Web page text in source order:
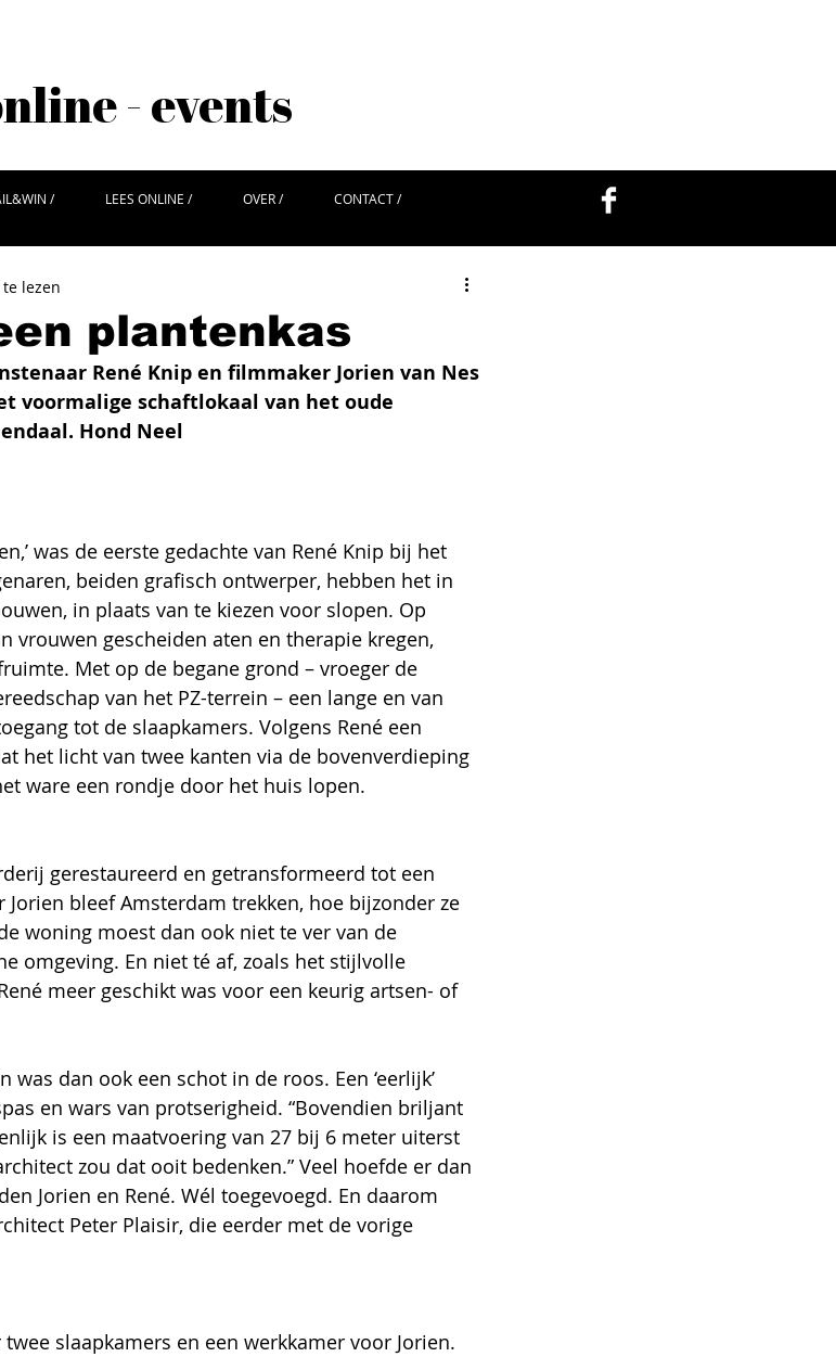
- events
/ LEES ONLINE / OVER / CONTACT /
plantenkas
lezen
René Knip en filmmaker Jorien van Nes
voormalige schaftlokaal van het oude
Hond Neel
was de eerste gedachte van René Knip bij het
beiden grafisch ontwerper, hebben het in
in plaats van te kiezen voor slopen. Op
vrouwen gescheiden aten en therapie kregen,
Met op de begane grond – vroeger de
van het PZ-terrein – een lange en van
tot de slaapkamers. Volgens René een
het licht van twee kanten via de bovenverdieping
ware een rondje door het huis lopen.
gerestaureerd en getransformeerd tot een
bleef Amsterdam trekken, hoe bijzonder ze
woning moest dan ook niet te ver van de
omgeving. En niet té af, zoals het stijlvolle
meer geschikt was voor een keurig artsen- of
dan ook een schot in de roos. Een ‘eerlijk’
en wars van protserigheid. “Bovendien briljant
is een maatvoering van 27 bij 6 meter uiterst
zou dat ooit bedenken.” Veel hoefde er dan
Jorien en René. Wél toegevoegd. En daarom
Peter Plaisir, die eerder met de vorige
slaapkamers en een werkkamer voor Jorien.